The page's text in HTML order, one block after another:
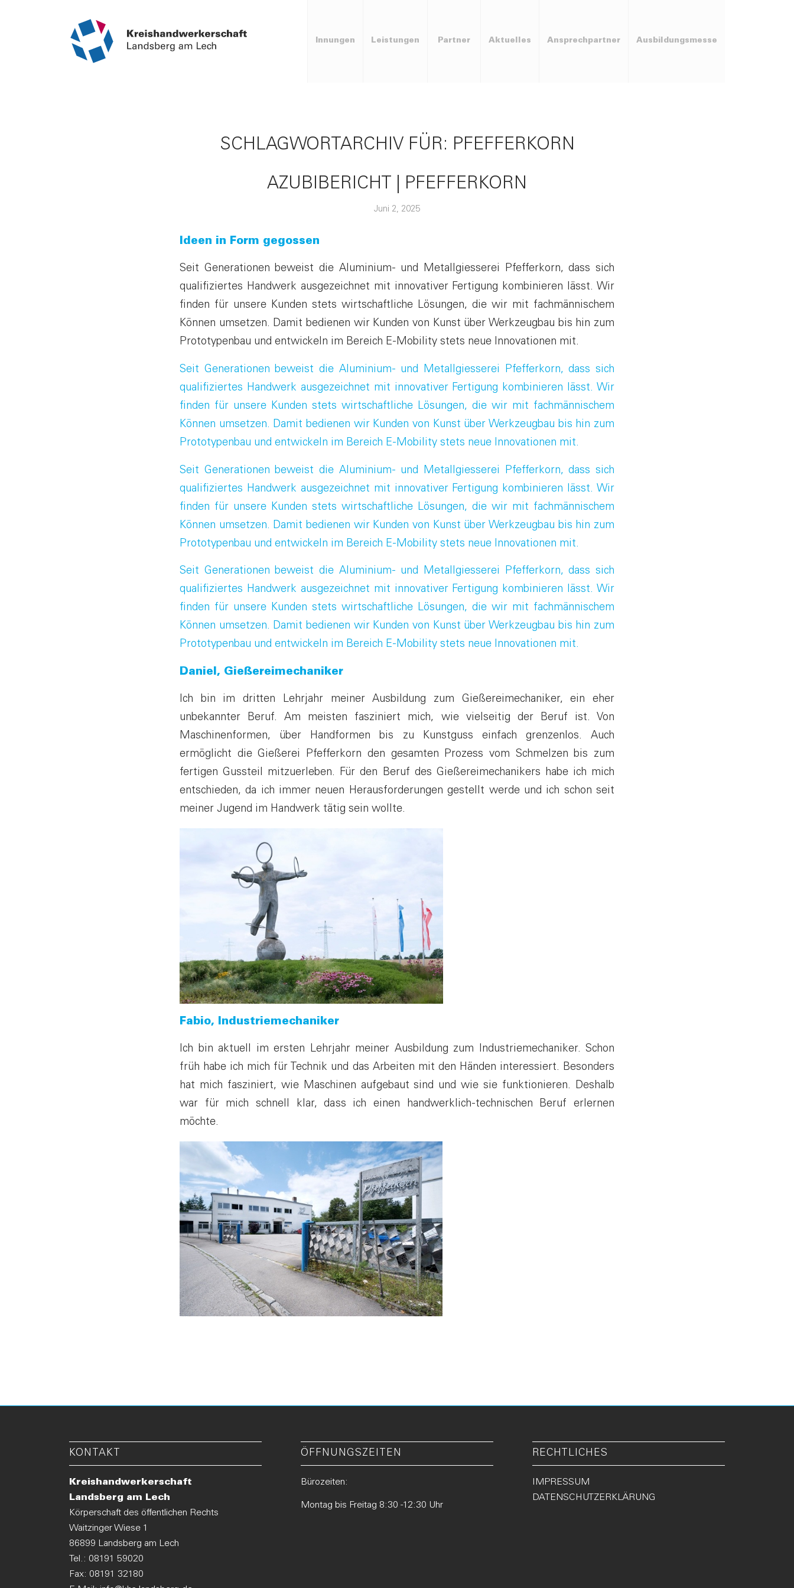
Innungen Leistungen Partner Aktuelles Ansprechpartner Ausbildungsmesse
SCHLAGWORTARCHIV FÜR: PFEFFERKORN
AZUBIBERICHT | PFEFFERKORN
Juni 2, 2025
Ideen in Form gegossen
Seit Generationen beweist die Aluminium- und Metallgiesserei Pfefferkorn, dass sich
qualifiziertes Handwerk ausgezeichnet mit innovativer Fertigung kombinieren lässt. Wir
finden für unsere Kunden stets wirtschaftliche Lösungen, die wir mit fachmännischem
Können umsetzen. Damit bedienen wir Kunden von Kunst über Werkzeugbau bis hin zum
Prototypenbau und entwickeln im Bereich E-Mobility stets neue Innovationen mit.
Seit Generationen beweist die Aluminium- und Metallgiesserei Pfefferkorn, dass sich
qualifiziertes Handwerk ausgezeichnet mit innovativer Fertigung kombinieren lässt. Wir
finden für unsere Kunden stets wirtschaftliche Lösungen, die wir mit fachmännischem
Können umsetzen. Damit bedienen wir Kunden von Kunst über Werkzeugbau bis hin zum
Prototypenbau und entwickeln im Bereich E-Mobility stets neue Innovationen mit.
Seit Generationen beweist die Aluminium- und Metallgiesserei Pfefferkorn, dass sich
qualifiziertes Handwerk ausgezeichnet mit innovativer Fertigung kombinieren lässt. Wir
finden für unsere Kunden stets wirtschaftliche Lösungen, die wir mit fachmännischem
Können umsetzen. Damit bedienen wir Kunden von Kunst über Werkzeugbau bis hin zum
Prototypenbau und entwickeln im Bereich E-Mobility stets neue Innovationen mit.
Seit Generationen beweist die Aluminium- und Metallgiesserei Pfefferkorn, dass sich
qualifiziertes Handwerk ausgezeichnet mit innovativer Fertigung kombinieren lässt. Wir
finden für unsere Kunden stets wirtschaftliche Lösungen, die wir mit fachmännischem
Können umsetzen. Damit bedienen wir Kunden von Kunst über Werkzeugbau bis hin zum
Prototypenbau und entwickeln im Bereich E-Mobility stets neue Innovationen mit.
Daniel, Gießereimechaniker
Ich bin im dritten Lehrjahr meiner Ausbildung zum Gießereimechaniker, ein eher
unbekannter Beruf. Am meisten fasziniert mich, wie vielseitig der Beruf ist. Von
Maschinenformen, über Handformen bis zu Kunstguss einfach grenzenlos. Auch
ermöglicht die Gießerei Pfefferkorn den gesamten Prozess vom Schmelzen bis zum
fertigen Gussteil mitzuerleben. Für den Beruf des Gießereimechanikers habe ich mich
entschieden, da ich immer neuen Herausforderungen gestellt werde und ich schon seit
meiner Jugend im Handwerk tätig sein wollte.
Fabio, Industriemechaniker
Ich bin aktuell im ersten Lehrjahr meiner Ausbildung zum Industriemechaniker. Schon
früh habe ich mich für Technik und das Arbeiten mit den Händen interessiert. Besonders
hat mich fasziniert, wie Maschinen aufgebaut sind und wie sie funktionieren. Deshalb
war für mich schnell klar, dass ich einen handwerklich-technischen Beruf erlernen
möchte.
KONTAKT
Kreishandwerkerschaft
Landsberg am Lech
Körperschaft des öffentlichen Rechts
Waitzinger Wiese 1
86899 Landsberg am Lech
Tel.: 08191 59020
Fax: 08191 32180
ÖFFNUNGSZEITEN
Bürozeiten:
Montag bis Freitag 8:30 -12:30 Uhr
RECHTLICHES
IMPRESSUM
DATENSCHUTZERKLÄRUNG